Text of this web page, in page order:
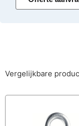
Vergelijkbare